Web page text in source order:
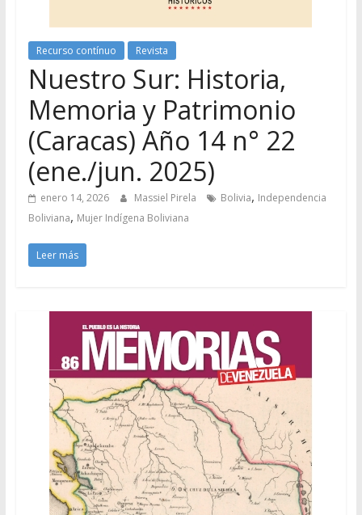
Recurso contínuo Revista
Nuestro Sur: Historia,
Memoria y Patrimonio
(Caracas) Año 14 n° 22
(ene./jun. 2025)
enero 14, 2026 Massiel Pirela Bolivia, Independencia
Boliviana, Mujer Indígena Boliviana
Leer más